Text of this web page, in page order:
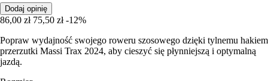
Dodaj opinię
86,00 zł 75,50 zł -12%
Popraw wydajność swojego roweru szosowego dzięki tylnemu hakiem
przerzutki Massi Trax 2024, aby cieszyć się płynniejszą i optymalną
jazdą.